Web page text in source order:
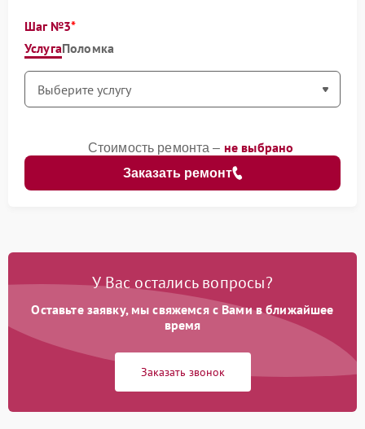
Шаг №3
УслугаПоломка
Заказать ремонт
Стоимость ремонта – не выбрано
У Вас остались вопросы?
Оставьте заявку, мы свяжемся с Вами в ближайшее
время
Заказать звонок